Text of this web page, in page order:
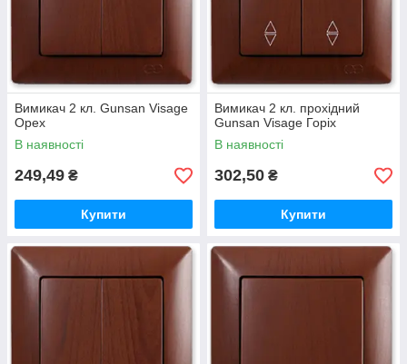
Вимикач 2 кл. Gunsan Visage
Орех
В наявності
249,49 ₴
Купити
Вимикач 2 кл. прохідний
Gunsan Visage Горіх
В наявності
302,50 ₴
Купити